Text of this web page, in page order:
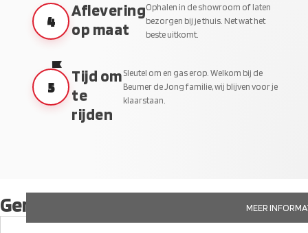
4
Aflevering
op maat
Ophalen in de showroom of laten
bezorgen bij je thuis. Net wat het
beste uitkomt.
5
Tijd om
te
rijden
Sleutel om en gas erop. Welkom bij de
Beumer de Jong familie, wij blijven voor je
klaarstaan.
Gerelateerde producten MEER